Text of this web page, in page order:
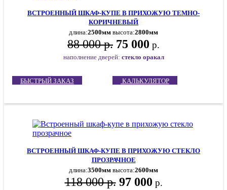
ВСТРОЕННЫЙ ШКАФ-КУПЕ В ПРИХОЖУЮ ТЕМНО-
КОРИЧНЕВЫЙ
длина:2500мм высота:2800мм
88 000 р. 75 000 р.
наполнение дверей: стекло оракал
БЫСТРЫЙ ЗАКАЗ КАЛЬКУЛЯТОР
ВСТРОЕННЫЙ ШКАФ-КУПЕ В ПРИХОЖУЮ СТЕКЛО
ПРОЗРАЧНОЕ
длина:3500мм высота:2600мм
118 000 р.97 000 р.